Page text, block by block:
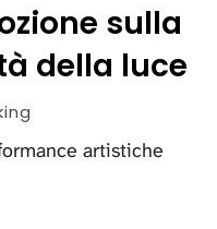
sulla
della luce
artistiche